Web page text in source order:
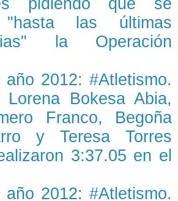
pidiendo que se
"hasta las últimas
la Operación
año 2012: #Atletismo.
Lorena Bokesa Abia,
Franco, Begoña
y Teresa Torres
3:37.05 en el
año 2012: #Atletismo.